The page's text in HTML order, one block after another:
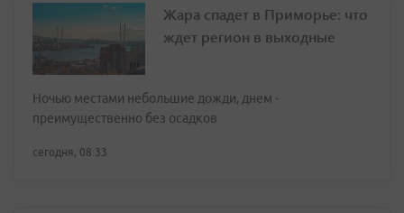
Жара спадет в Приморье: что
ждет регион в выходные
Ночью местами небольшие дожди, днем -
преимущественно без осадков
сегодня, 08:33